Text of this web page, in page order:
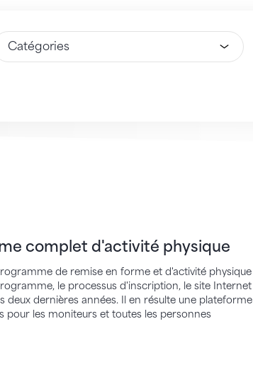
une option
complet d'activité physique
de remise en forme et d'activité physique
le processus d'inscription, le site Internet
deux dernières années. Il en résulte une plateforme
pour les moniteurs et toutes les personnes
d'activité physique